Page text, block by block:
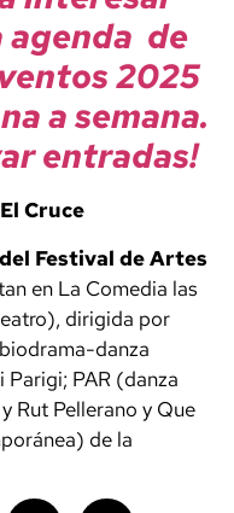
agenda de
2025
a semana.
entradas!
Cruce
Festival de Artes
en La Comedia las
dirigida por
danza
PAR (danza
Rut Pellerano y Que
de la